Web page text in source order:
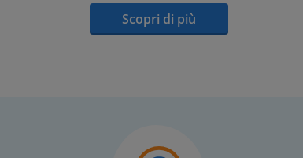
Scopri di più